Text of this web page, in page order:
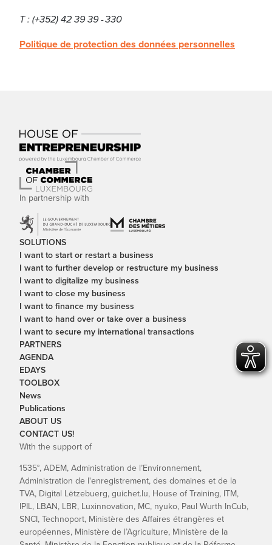
T : (+352) 42 39 39 - 330
Politique de protection des données personnelles
In partnership with
SOLUTIONS
I want to start or restart a business
I want to further develop or restructure my business
I want to digitalize my business
I want to close my business
I want to finance my business
I want to hand over or take over a business
I want to secure my international transactions
PARTNERS
AGENDA
EDAYS
TOOLBOX
News
Publications
ABOUT US
CONTACT US!
With the support of
1535°, ADEM, Administration de l’Environnement,
Administration de l'enregistrement, des domaines et de la
TVA, Digital Lëtzebuerg, guichet.lu, House of Training, ITM,
IPIL, LBAN, LBR, Luxinnovation, MC, nyuko, Paul Wurth InCub,
SNCI, Technoport, Ministère des Affaires étrangères et
européennes, Ministère de l’Agriculture, Ministère de la